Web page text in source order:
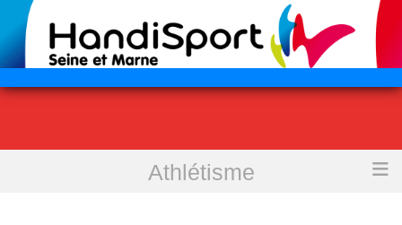
Athlétisme
Marne-et-Gondoire Athlétisme